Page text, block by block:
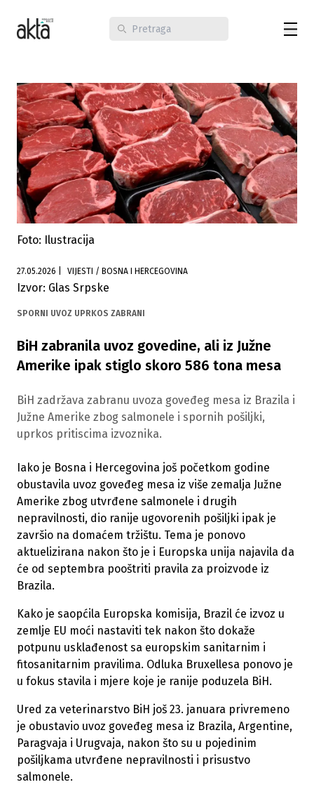
Foto: Ilustracija
27.05.2026 VIJESTI / BOSNA I HERCEGOVINA
Izvor: Glas Srpske
SPORNI UVOZ UPRKOS ZABRANI
BiH zabranila uvoz govedine, ali iz Južne
Amerike ipak stiglo skoro 586 tona mesa
BiH zadržava zabranu uvoza goveđeg mesa iz Brazila i
Južne Amerike zbog salmonele i spornih pošiljki,
uprkos pritiscima izvoznika.
Iako je Bosna i Hercegovina još početkom godine
obustavila uvoz goveđeg mesa iz više zemalja Južne
Amerike zbog utvrđene salmonele i drugih
nepravilnosti, dio ranije ugovorenih pošiljki ipak je
završio na domaćem tržištu. Tema je ponovo
aktuelizirana nakon što je i Europska unija najavila da
će od septembra pooštriti pravila za proizvode iz
Brazila.
Kako je saopćila Europska komisija, Brazil će izvoz u
zemlje EU moći nastaviti tek nakon što dokaže
potpunu usklađenost sa europskim sanitarnim i
fitosanitarnim pravilima. Odluka Bruxellesa ponovo je
u fokus stavila i mjere koje je ranije poduzela BiH.
Ured za veterinarstvo BiH još 23. januara privremeno
je obustavio uvoz goveđeg mesa iz Brazila, Argentine,
Paragvaja i Urugvaja, nakon što su u pojedinim
pošiljkama utvrđene nepravilnosti i prisustvo
salmonele.